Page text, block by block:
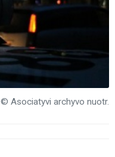
© Asociatyvi archyvo nuotr.